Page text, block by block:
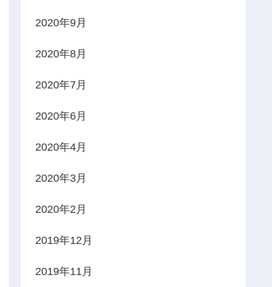
2020年9月
2020年8月
2020年7月
2020年6月
2020年4月
2020年3月
2020年2月
2019年12月
2019年11月